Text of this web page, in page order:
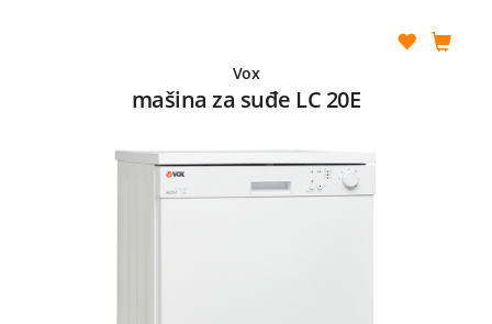
Vox
mašina za suđe LC 20E